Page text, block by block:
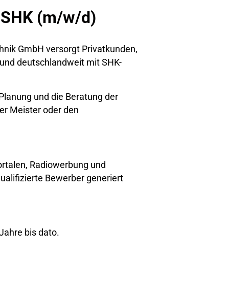
(m/w/d)
GmbH versorgt Privatkunden,
deutschlandweit mit SHK-
und die Beratung der
Meister oder den
Radiowerbung und
Bewerber generiert
bis dato.